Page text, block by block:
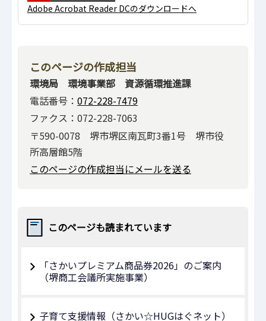
Adobe Acrobat Reader DCのダウンロードへ
このページの作成担当
環境局 環境事業部 資源循環推進課
電話番号： 072-228-7479
ファクス：072-228-7063
〒590-0078 堺市堺区南瓦町3番1号 堺市役
所高層館5階
このページの作成担当にメールを送る
このページも読まれています
「さかいプレミアム商品券2026」のご案内
（堺商工会議所実施事業）
子育て支援情報（さかい☆HUGはぐネット）